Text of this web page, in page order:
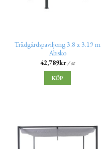
Trädgårdspaviljong 3.8 x 3.19 m
Abisko
42,789kr / st
KÖP